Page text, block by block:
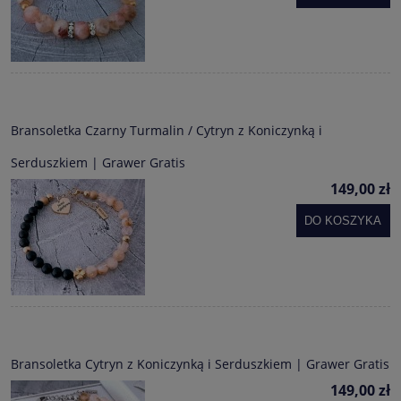
Bransoletka Czarny Turmalin / Cytryn z Koniczynką i
Serduszkiem | Grawer Gratis
149,00 zł
DO KOSZYKA
Bransoletka Cytryn z Koniczynką i Serduszkiem | Grawer Gratis
149,00 zł